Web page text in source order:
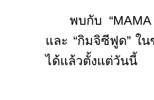
พบกับ “
และ “กิมจิซีฟูด” ใ
ได้แล้วตั้งแต่วันนี้